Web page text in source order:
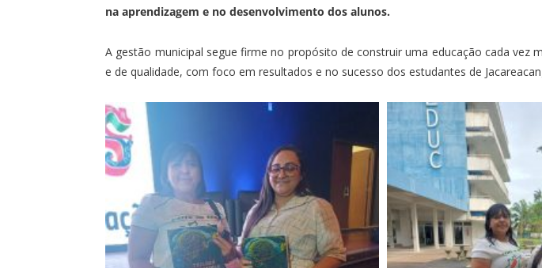
na aprendizagem e no desenvolvimento dos alunos.
A gestão municipal segue firme no propósito de construir uma educação cada vez
e de qualidade, com foco em resultados e no sucesso dos estudantes de